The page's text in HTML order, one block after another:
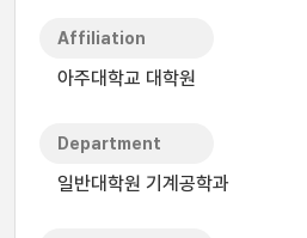
Affiliation
아주대학교 대학원
Department
일반대학원 기계공학과